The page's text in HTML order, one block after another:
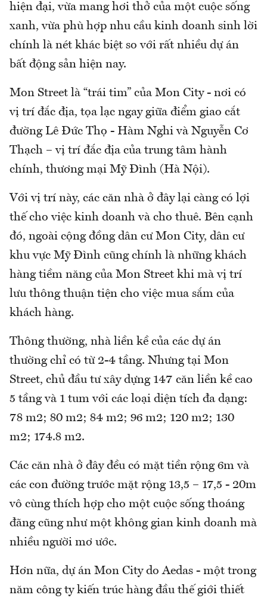
hiện đại, vừa mang hơi thở của một cuộc sống
xanh, vừa phù hợp nhu cầu kinh doanh sinh lời
chính là nét khác biệt so với rất nhiều dự án
bất động sản hiện nay.
Mon Street là “trái tim” của Mon City - nơi có
vị trí đắc địa, tọa lạc ngay giữa điểm giao cắt
đường Lê Đức Thọ - Hàm Nghi và Nguyễn Cơ
Thạch – vị trí đắc địa của trung tâm hành
chính, thương mại Mỹ Đình (Hà Nội).
Với vị trí này, các căn nhà ở đây lại càng có lợi
thế cho việc kinh doanh và cho thuê. Bên cạnh
đó, ngoài cộng đồng dân cư Mon City, dân cư
khu vực Mỹ Đình cũng chính là những khách
hàng tiềm năng của Mon Street khi mà vị trí
lưu thông thuận tiện cho việc mua sắm của
khách hàng.
Thông thường, nhà liền kề của các dự án
thường chỉ có từ 2-4 tầng. Nhưng tại Mon
Street, chủ đầu tư xây dựng 147 căn liền kề cao
5 tầng và 1 tum với các loại diện tích đa dạng:
78 m2; 80 m2; 84 m2; 96 m2; 120 m2; 130
m2; 174.8 m2.
Các căn nhà ở đây đều có mặt tiền rộng 6m và
các con đường trước mặt rộng 13,5 – 17,5 - 20m
vô cùng thích hợp cho một cuộc sống thoáng
đãng cũng như một không gian kinh doanh mà
nhiều người mơ ước.
Hơn nữa, dự án Mon City do Aedas - một trong
năm công ty kiến trúc hàng đầu thế giới thiết